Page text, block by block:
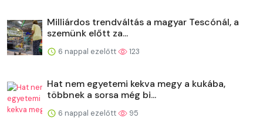
Milliárdos trendváltás a magyar Tescónál, a
szemünk előtt za...
6 nappal ezelőtt 123
Hat nem egyetemi kekva megy a kukába,
többnek a sorsa még bi...
6 nappal ezelőtt 95